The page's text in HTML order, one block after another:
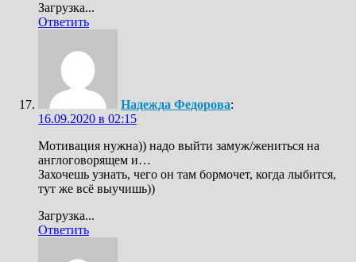
Загрузка...
Ответить
Надежда Федорова:
16.09.2020 в 02:15
Мотивация нужна)) надо выйти замуж/жениться на
англоговорящем и…
Захочешь узнать, чего он там бормочет, когда лыбится,
тут же всё выучишь))
Загрузка...
Ответить